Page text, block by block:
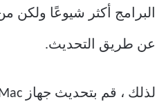
البرامج أكثر شيوعًا ولكن
عن طريق التحديث.